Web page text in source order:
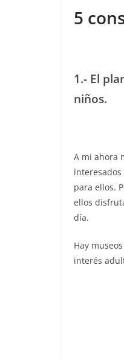
5
1.- El
niños.
A mi ahora
para ellos.
ellos
día.
Hay
interés